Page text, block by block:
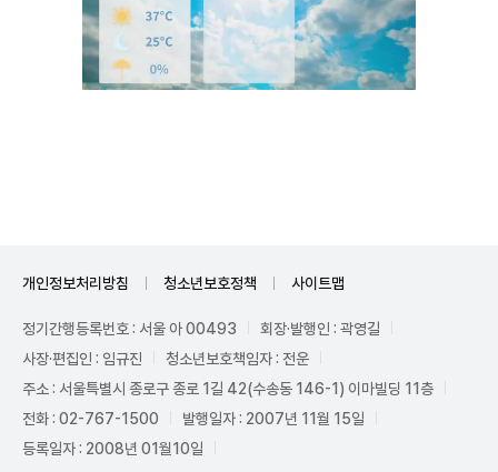
개인정보처리방침 청소년보호정책 사이트맵
정기간행등록번호 : 서울 아 00493
회장·발행인 : 곽영길
사장·편집인 : 임규진
청소년보호책임자 : 전운
주소 : 서울특별시 종로구 종로 1길 42(수송동 146-1) 이마빌딩 11층
전화 : 02-767-1500
발행일자 : 2007년 11월 15일
등록일자 : 2008년 01월10일